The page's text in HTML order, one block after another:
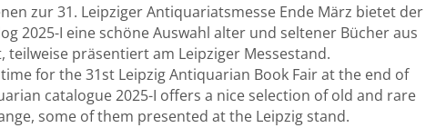
zur 31. Leipziger Antiquariatsmesse Ende März bietet der
2025-I eine schöne Auswahl alter und seltener Bücher aus
teilweise präsentiert am Leipziger Messestand.
for the 31st Leipzig Antiquarian Book Fair at the end of
catalogue 2025-I offers a nice selection of old and rare
some of them presented at the Leipzig stand.